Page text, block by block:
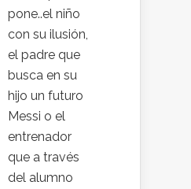
pone..el niño
con su ilusión,
el padre que
busca en su
hijo un futuro
Messi o el
entrenador
que a través
del alumno